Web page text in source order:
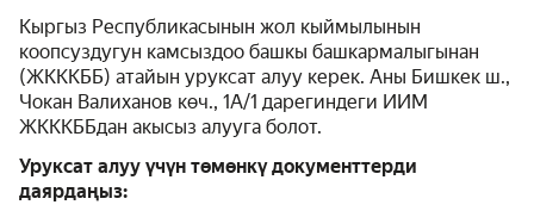
Кыргыз Республикасынын жол кыймылынын
коопсуздугун камсыздоо башкы башкармалыгынан
(ЖКККББ) атайын уруксат алуу керек. Аны Бишкек ш.,
Чокан Валиханов көч., 1А/1 дарегиндеги ИИМ
ЖКККББдан акысыз алууга болот.
Уруксат алуу үчүн төмөнкү документтерди
даярдаңыз: